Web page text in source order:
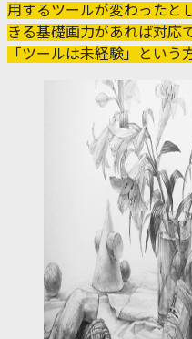
用するツールが変わったと
きる基礎画力があれば対応
「ツールは未経験」という